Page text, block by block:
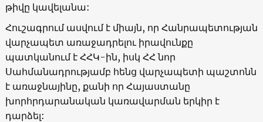
թիվը կավելանա:
Հուշագրում ասվում է միայն, որ Հանրապետության
վարչապետ առաջադրելու իրավունքը
պատկանում է ՀՀԿ-ին, իսկ ՀՀ նոր
Սահմանադրությամբ հենց վարչապետի պաշտոնն
է առաջնայինը, քանի որ Հայաստանը
խորհրդարանական կառավարման երկիր է
դարձել: